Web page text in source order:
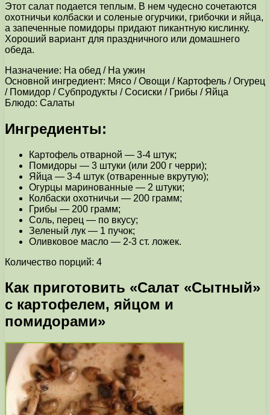
Этот салат подается теплым. В нем чудесно сочетаются
охотничьи колбаски и соленые огурчики, грибочки и яйца,
а запеченные помидоры придают пикантную кислинку.
Хороший вариант для праздничного или домашнего
обеда.
Назначение: На обед / На ужин
Основной ингредиент: Мясо / Овощи / Картофель / Огурец
/ Помидор / Субпродукты / Сосиски / Грибы / Яйца
Блюдо: Салаты
Ингредиенты:
Картофель отварной — 3-4 штук;
Помидоры — 3 штуки (или 200 г черри);
Яйца — 3-4 штук (отваренные вкрутую);
Огурцы маринованные — 2 штуки;
Колбаски охотничьи — 200 грамм;
Грибы — 200 грамм;
Соль, перец — по вкусу;
Зеленый лук — 1 пучок;
Оливковое масло — 2-3 ст. ложек.
Количество порций: 4
Как приготовить «Салат «Сытный»
с картофелем, яйцом и
помидорами»